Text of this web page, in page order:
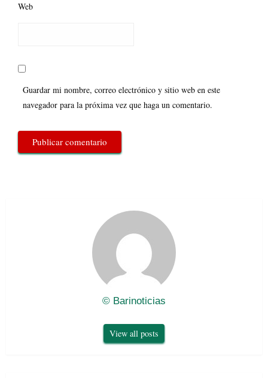
Web
Guardar mi nombre, correo electrónico y sitio web en este
navegador para la próxima vez que haga un comentario.
© Barinoticias
View all posts